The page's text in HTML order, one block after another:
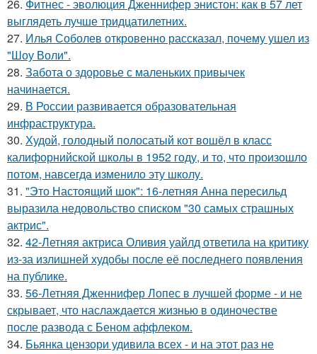
26. Фитнес - эволюция Дженнифер энистон: как в 57 лет
выглядеть лучше тридцатилетних.
27. Илья Соболев откровенно рассказал, почему ушел из
"Шоу Воли".
28. Забота о здоровье с маленьких привычек
начинается.
29. В России развивается образовательная
инфраструктура.
30. Худой, голодный полосатый кот вошёл в класс
калифорнийской школы в 1952 году, и то, что произошло
потом, навсегда изменило эту школу.
31. "Это Настоящий шок": 16-летняя Анна пересильд
выразила недовольство списком "30 самых страшных
актрис".
32. 42-Летняя актриса Оливия уайлд ответила на критику
из-за излишней худобы после её последнего появления
на публике.
33. 56-Летняя Дженнифер Лопес в лучшей форме - и не
скрывает, что наслаждается жизнью в одиночестве
после развода с Беном аффлеком.
34. Бьянка цензори удивила всех - и на этот раз не